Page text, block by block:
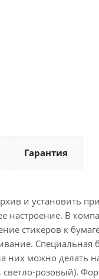
Гарантия
и установить
настроение. В
стикеров к
Специальная
на них можно
розовый).